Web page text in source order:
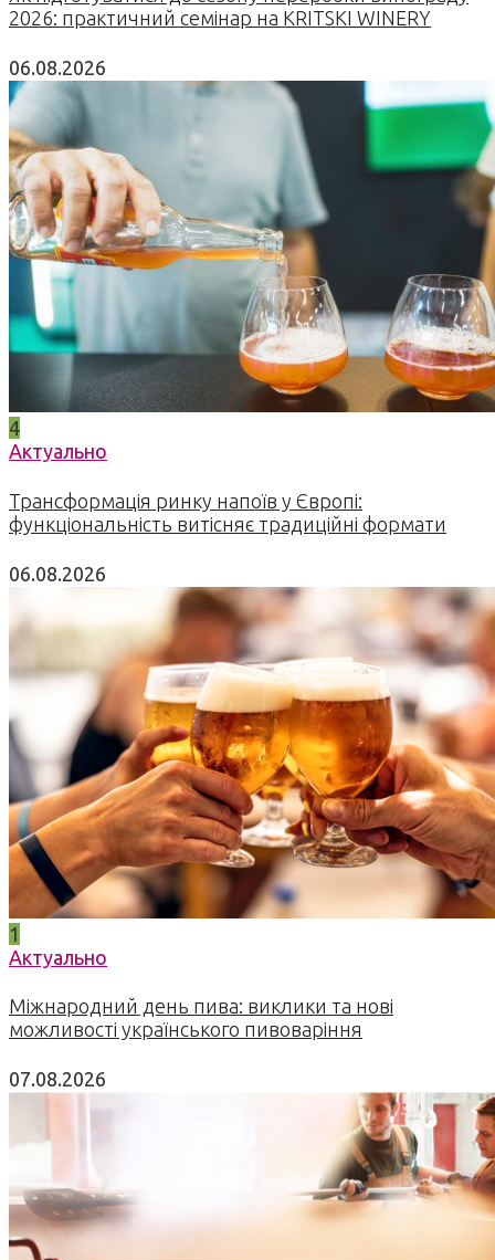
2026: практичний семінар на KRITSKI WINERY
06.08.2026
4
Актуально
Трансформація ринку напоїв у Європі:
функціональність витісняє традиційні формати
06.08.2026
1
Актуально
Міжнародний день пива: виклики та нові
можливості українського пивоваріння
07.08.2026